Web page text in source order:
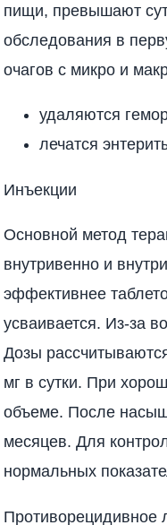
пищи, превышают
обследования в
очагов с микро и
удаляются
лечатся
Инъекции
Основной метод
внутривенно и
эффективнее
усваивается. Из-за
Дозы
мг в сутки. При
объеме. После
месяцев. Для
нормальных
Противорецидивное